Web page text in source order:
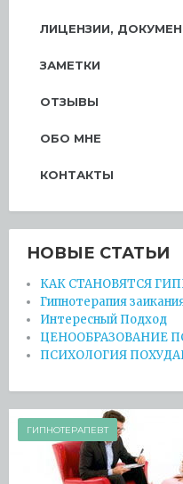
ЛИЦЕНЗИИ,
ЗАМЕТКИ
ОТЗЫВЫ
ОБО МНЕ
КОНТАКТЫ
НОВЫЕ СТАТЬИ
КАК СТАНОВЯТСЯ
Гипнотерапия
Интересный Подход
ЦЕНООБРАЗОВАНИЕ
ПСИХОЛОГИЯ
ГИПНОТЕРАПЕВТ